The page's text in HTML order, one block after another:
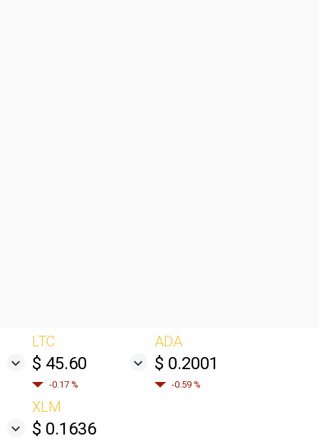
LTC
$ 45.60
-0.17 %
ADA
$ 0.2001
-0.59 %
XLM
$ 0.1636